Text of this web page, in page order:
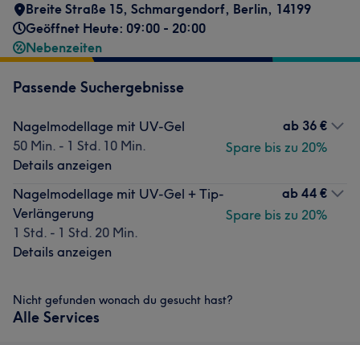
Breite Straße 15, Schmargendorf, Berlin, 14199
Geöffnet Heute: 09:00 - 20:00
Nebenzeiten
Passende Suchergebnisse
Nagelmodellage mit UV-Gel
50 Min. - 1 Std. 10 Min.
Details anzeigen
ab 36 €
Spare bis zu 20%
Nagelmodellage mit UV-Gel + Tip-
Verlängerung
1 Std. - 1 Std. 20 Min.
Details anzeigen
ab 44 €
Spare bis zu 20%
Nicht gefunden wonach du gesucht hast?
Alle Services